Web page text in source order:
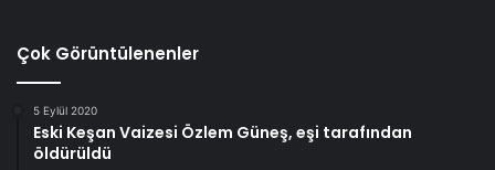
Çok Görüntülenenler
5 Eylül 2020
Eski Keşan Vaizesi Özlem Güneş, eşi tarafından
öldürüldü